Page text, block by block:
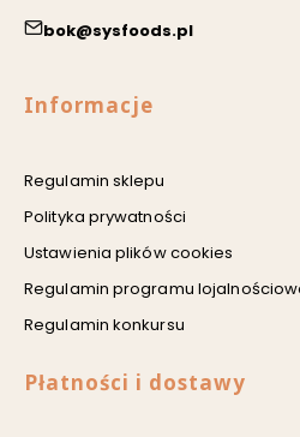
bok@sysfoods.pl
Linki w stopce
Informacje
Regulamin sklepu
Polityka prywatności
Ustawienia plików cookies
Regulamin programu
Regulamin konkursu
Płatności i dostawy